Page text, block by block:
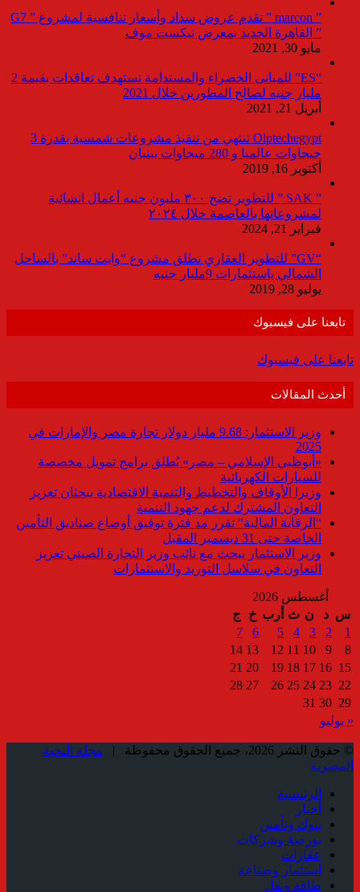
” marcon ” تقدم عروض سداد وأسعار تنافسية لمشروع ” G7
” القاهرة الجديد بمعرض نيكست موف
مايو 30, 2021
“ES” للمبانى الخضراء والمستدامة تستهدف تعاقدات بقيمة 2
مليار جنيه لصالح المطورين خلال 2021
أبريل 21, 2021
Olptechegypt تنتهي من تنفيذ مشروعات شمسية بقدرة 3
جيجاوات عالميا و 280 ميجاوات ببنبان
أكتوبر 16, 2019
” SAK ” للتطوير تضخ ٣٠٠ مليون جنيه أعمال انشائية
لمشروعاتها بالعاصمة خلال ٢٠٢٤
فبراير 21, 2024
“GV” للتطوير العقاري تطلق مشروع “وايت ساند” بالساحل
الشمالي باستثمارات 9مليار جنيه
يوليو 28, 2019
تابعنا على فيسبوك
تابعنا على فيسبوك
أحدث المقالات
وزير الاستثمار: 9.68 مليار دولار تجارة مصر والإمارات في
2025
«أبوظبي الإسلامي – مصر» يُطلق برامج تمويل مخصصة
للسيارات الكهربائية
وزيرا الأوقاف والتخطيط والتنمية الاقتصادية يبحثان تعزيز
التعاون المشترك لدعم جهود التنمية
“الرقابة المالية” تقرر مد فترة توفيق أوضاع صناديق التأمين
الخاصة حتى 31 ديسمبر المقبل
وزير الاستثمار يبحث مع نائب وزير التجارة الصيني تعزيز
التعاون في سلاسل التوريد والاستثمارات
أغسطس 2026
س د ن ث أرب خ
ج
1
2
3
4
5
6
7
8
9
10
11
12
13
14
15
16
17
18
19
20
21
22
23
24
25
26
27
28
29
30
31
« يوليو
© حقوق النشر 2026، جميع الحقوق محفوظة |
مجلة النخبة
المصرية
الرئيسية
أخبار
بنوك وتأمين
بورصة وشركات
عقارات
استثمار وصناعة
طاقة ونقل